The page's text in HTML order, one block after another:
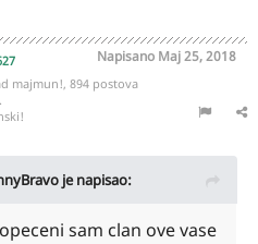
Napisano Maj 25, 2018
majmun!, 894 postova
je napisao:
sam clan ove vase